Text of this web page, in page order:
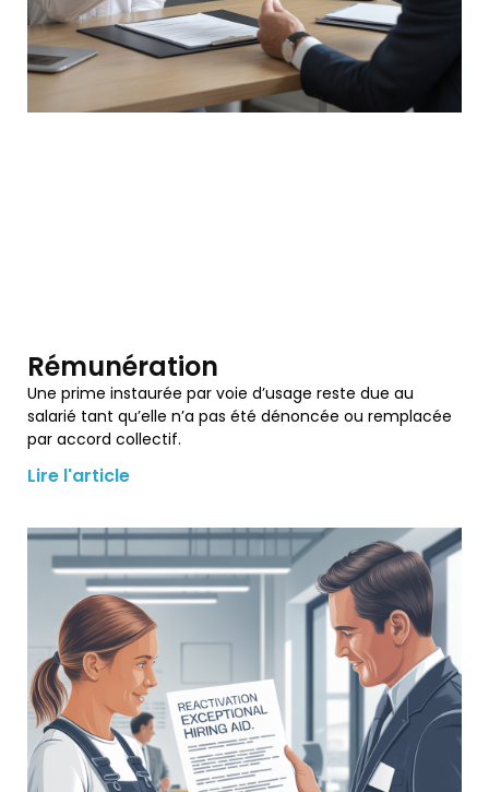
Rémunération
Une prime instaurée par voie d’usage reste due au
salarié tant qu’elle n’a pas été dénoncée ou remplacée
par accord collectif.
Lire l'article